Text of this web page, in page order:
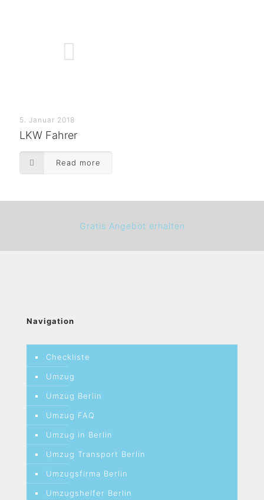
5. Januar 2018
LKW Fahrer
Read more
Gratis Angebot erhalten
Navigation
Checkliste
Umzug
Umzug Berlin
Umzug FAQ
Umzug in Berlin
Umzug Transport Berlin
Umzugsfirma Berlin
Umzugshelfer Berlin